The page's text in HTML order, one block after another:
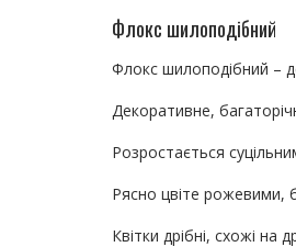
Флокс шилоподібний
Флокс шилоподібний –
Декоративне,
Розростається
Рясно цвіте рожевими,
Квітки дрібні, схожі на